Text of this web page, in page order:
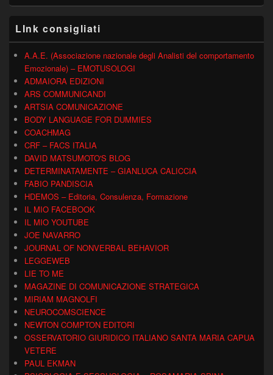
LInk consigliati
A.A.E. (Associazione nazionale degli Analisti del comportamento
Emozionale) – EMOTUSOLOGI
ADMAIORA EDIZIONI
ARS COMMUNICANDI
ARTSIA COMUNICAZIONE
BODY LANGUAGE FOR DUMMIES
COACHMAG
CRF – FACS ITALIA
DAVID MATSUMOTO'S BLOG
DETERMINATAMENTE – GIANLUCA CALICCIA
FABIO PANDISCIA
HDEMOS – Editoria, Consulenza, Formazione
IL MIO FACEBOOK
IL MIO YOUTUBE
JOE NAVARRO
JOURNAL OF NONVERBAL BEHAVIOR
LEGGEWEB
LIE TO ME
MAGAZINE DI COMUNICAZIONE STRATEGICA
MIRIAM MAGNOLFI
NEUROCOMSCIENCE
NEWTON COMPTON EDITORI
OSSERVATORIO GIURIDICO ITALIANO SANTA MARIA CAPUA
VETERE
PAUL EKMAN